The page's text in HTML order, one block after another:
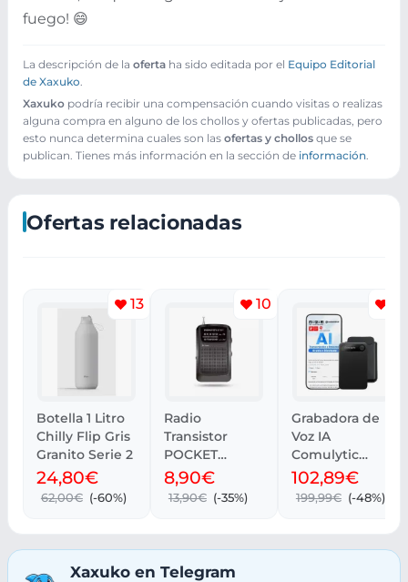
fuego! 😄
La descripción de la oferta ha sido editada por el Equipo Editorial
de Xaxuko
Xaxuko podría recibir una compensación cuando visitas o realizas
alguna compra en alguno de los chollos y ofertas publicadas, pero
esto nunca determina cuales son las ofertas y chollos que se
publican. Tienes más información en la sección de información
Ofertas relacionadas
13
Botella 1 Litro
Chilly Flip Gris
Granito Serie 2
24,80€
62,00€ (-60%)
10
Radio
Transistor
POCKET
Energy Sistem
| Recogida
gratis
8,90€
13,90€ (-35%)
Grabadora de
Voz IA
Comulytic
Note Pro:
Transcripcione
s Ilimitadas
102,89€
199,99€ (-48%)
Xaxuko en Telegram